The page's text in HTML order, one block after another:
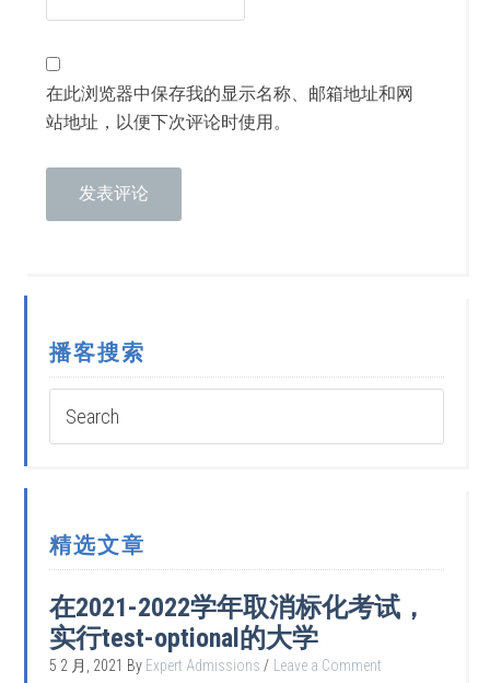
在此浏览器中保存我的显示名称、邮箱地址和网
站地址，以便下次评论时使用。
播客搜索
精选文章
在2021-2022学年取消标化考试，
实行test-optional的大学
5 2 月, 2021 By Expert Admissions Leave a Comment